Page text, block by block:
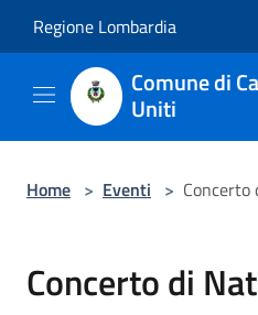
Regione Lombardia
Comune di
Uniti
Home > Eventi > Concerto
Concerto di